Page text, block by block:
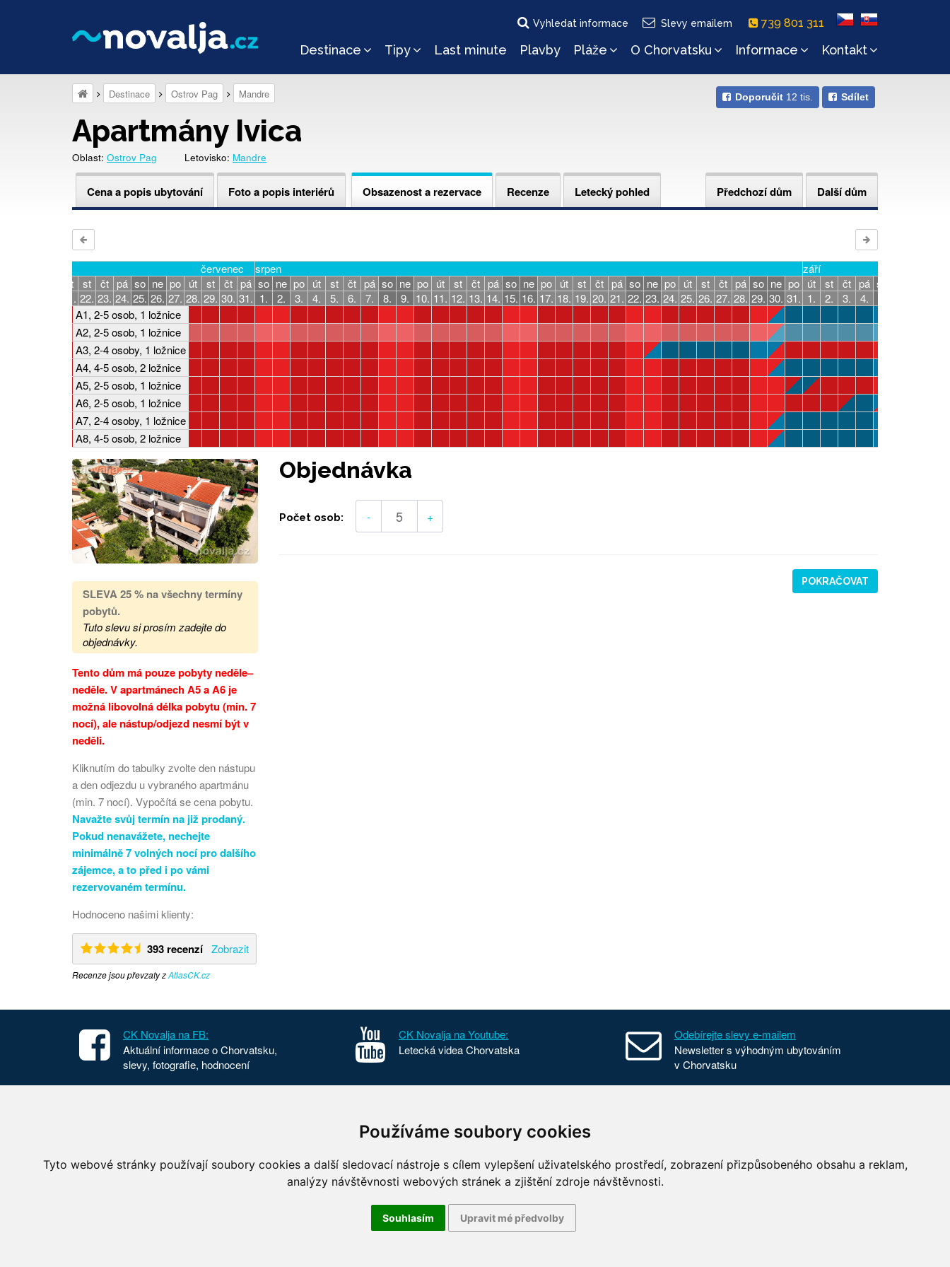
Používáme soubory cookies
Tyto webové stránky používají soubory cookies a další sledovací nástroje s cílem vylepšení uživatelského prostředí, zobrazení přizpůsobeného obsahu a reklam,
analýzy návštěvnosti webových stránek a zjištění zdroje návštěvnosti.
Souhlasím Upravit mé předvolby
Vyhledat informace Slevy emailem 739 801 311
Destinace Tipy Last minute Plavby Pláže O Chorvatsku Informace Kontakt
Doporučit 12 tis. Sdílet
Destinace Ostrov Pag Mandre
Apartmány Ivica
Oblast: Ostrov Pag Letovisko: Mandre
Předchozí dům Další dům
Cena a popis ubytování Foto a popis interiérů Obsazenost a rezervace Recenze Letecký pohled
červenec srpen
září
út st čt pá so ne po út st čt pá so ne po út st čt pá so ne po út st čt pá so ne po út st čt pá so ne po út st čt pá so ne po út st čt pá so
21. 22. 23. 24. 25. 26. 27. 28. 29. 30. 31. 1. 2. 3. 4. 5. 6. 7. 8. 9. 10. 11. 12. 13. 14. 15. 16. 17. 18. 19. 20. 21. 22. 23. 24. 25. 26. 27. 28. 29. 30. 31. 1. 2. 3. 4.
A1, 2-5 osob, 1 ložnice
A2, 2-5 osob, 1 ložnice
A3, 2-4 osoby, 1 ložnice
A4, 4-5 osob, 2 ložnice
A5, 2-5 osob, 1 ložnice
A6, 2-5 osob, 1 ložnice
A7, 2-4 osoby, 1 ložnice
A8, 4-5 osob, 2 ložnice
SLEVA 25 % na všechny termíny
pobytů.
Tuto slevu si prosím zadejte do
objednávky.
Tento dům má pouze pobyty neděle–
neděle. V apartmánech A5 a A6 je
možná libovolná délka pobytu (min. 7
nocí), ale nástup/odjezd nesmí být v
neděli.
Kliknutím do tabulky zvolte den nástupu
a den odjezdu u vybraného apartmánu
(min. 7 nocí). Vypočítá se cena pobytu.
Navažte svůj termín na již prodaný.
Pokud nenavážete, nechejte
minimálně 7 volných nocí pro dalšího
zájemce, a to před i po vámi
rezervovaném termínu.
Hodnoceno našimi klienty:
393 recenzí Zobrazit
Recenze jsou převzaty zAtlasCK.cz
Objednávka
Počet osob: - +
POKRAČOVAT
CK Novalja na FB:
Aktuální informace o Chorvatsku,
slevy, fotografie, hodnocení
CK Novalja na Youtube:
Letecká videa Chorvatska
Odebírejte slevy e-mailem
Newsletter s výhodným ubytováním
v Chorvatsku
Ubytování Chorvatsko
Cesta do Chorvatska
Národní parky Chorvatska
Letecké fotografie Chorvatska
O nás
FKSP
Benefity
Používání cookies
© 2006–2026 Cestovní kancelář Novalja s.r.o., Křížová 96/18, 603 00 Brno, tel. +420 739 801 311